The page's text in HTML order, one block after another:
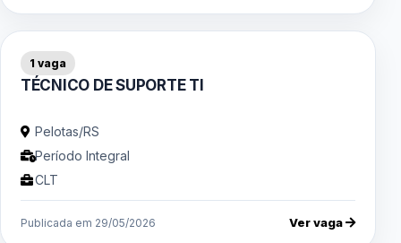
1 vaga
TÉCNICO DE SUPORTE TI
Pelotas/RS
Período Integral
CLT
Publicada em 29/05/2026 Ver vaga